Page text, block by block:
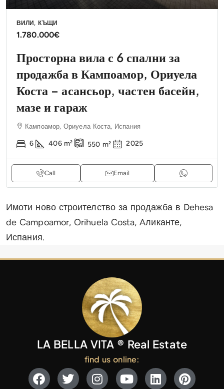
ВИЛИ, КЪЩИ
1.780.000€
Просторна вила с 6 спални за
продажба в Кампоамор, Ориуела
Коста – асансьор, частен басейн,
мазе и гараж
Кампоамор, Ориуела Коста, Испания
6 406 m² 550 m² 2025
Call Email
Имоти ново строителство за продажба в Dehesa
de Campoamor, Orihuela Costa, Аликанте,
Испания.
LA BELLA VITA ® Real Estate
find us online: